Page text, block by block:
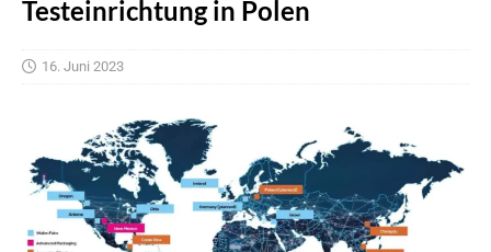
Testeinrichtung in Polen
16. Juni 2023